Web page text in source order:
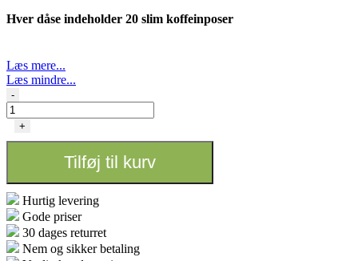
Hver dåse indeholder 20 slim koffeinposer
Læs mere...
Læs mindre...
Iceberg
Energy
Menthol
antal
-
+
Tilføj til kurv
Hurtig levering
Gode priser
30 dages returret
Nem og sikker betaling